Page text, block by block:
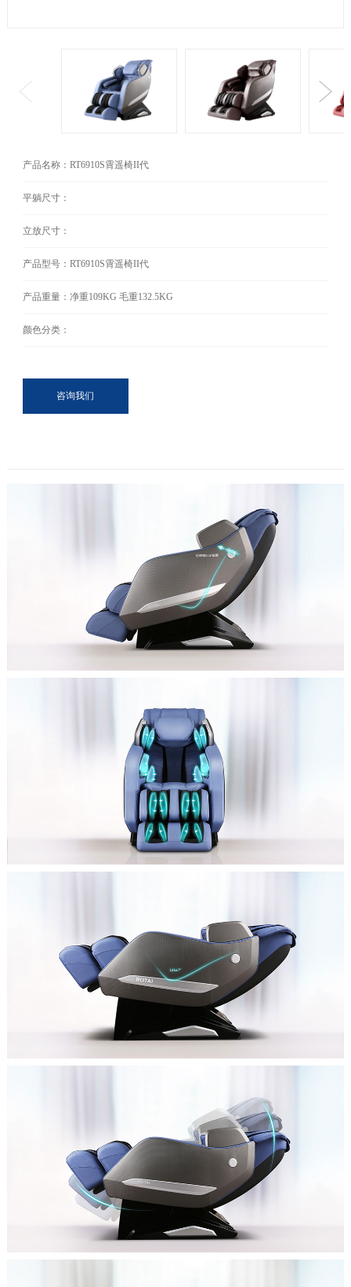
产品名称：RT6910S霄遥椅II代
平躺尺寸：
立放尺寸：
产品型号：RT6910S霄遥椅II代
产品重量：净重109KG 毛重132.5KG
颜色分类：
咨询我们